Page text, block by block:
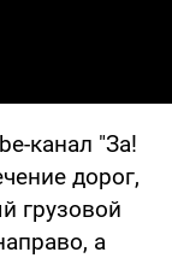
канал "За!
дорог,
грузовой
а